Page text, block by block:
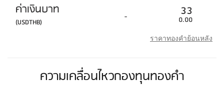
ค่าเงินบาท
(USDTHB) - 33
0.00
ราคาทองคำย้อนหลัง
ความเคลื่อนไหวกองทุนทองคำ